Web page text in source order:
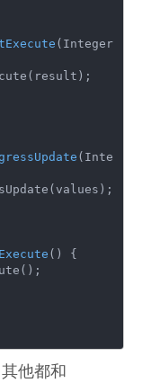
(Integer
(Inte
()
{
他都和